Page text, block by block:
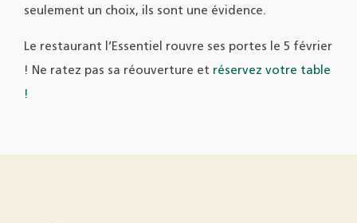
seulement un choix, ils sont une évidence.
Le restaurant l’Essentiel rouvre ses portes le 5 février
! Ne ratez pas sa réouverture et réservez votre table
!